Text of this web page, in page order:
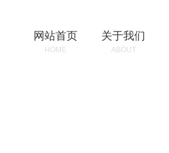
网站首页
HOME
关于我们
ABOUT